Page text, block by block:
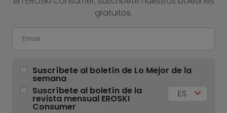
gratuitos.
Suscríbete al boletín de Lo Mejor de la
semana
Suscríbete al boletín de la
revista mensual EROSKI
Consumer
ES